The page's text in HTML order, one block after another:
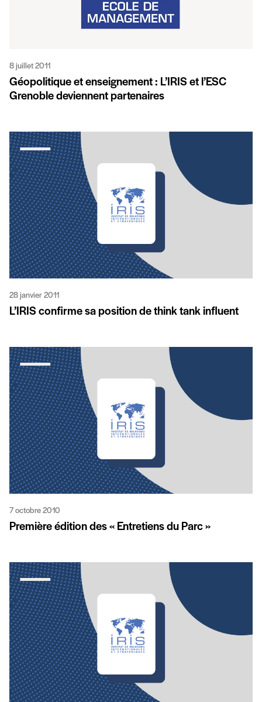
8 juillet 2011
Géopolitique et enseignement : L’IRIS et l’ESC
Grenoble deviennent partenaires
28 janvier 2011
L’IRIS confirme sa position de think tank influent
7 octobre 2010
Première édition des « Entretiens du Parc »